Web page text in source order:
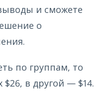
и сможете
о
по группам, то
в другой — $14.